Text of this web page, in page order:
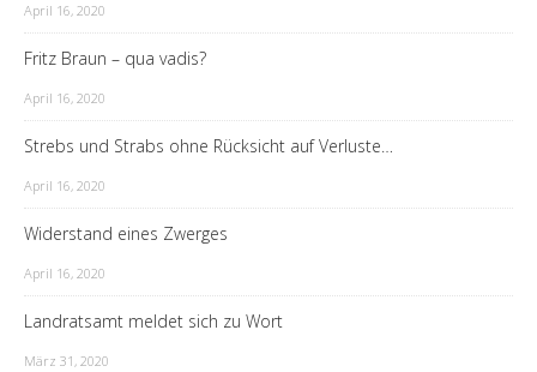
April 16, 2020
Fritz Braun – qua vadis?
April 16, 2020
Strebs und Strabs ohne Rücksicht auf Verluste…
April 16, 2020
Widerstand eines Zwerges
April 16, 2020
Landratsamt meldet sich zu Wort
März 31, 2020